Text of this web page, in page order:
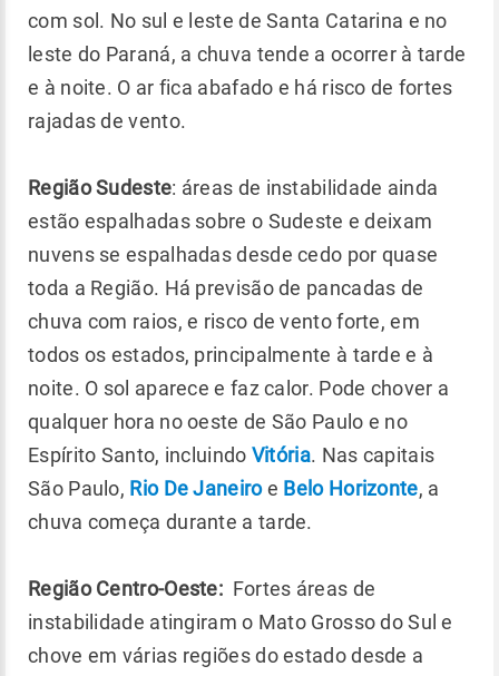
com sol. No sul e leste de Santa Catarina e no
leste do Paraná, a chuva tende a ocorrer à tarde
e à noite. O ar fica abafado e há risco de fortes
rajadas de vento.
Região Sudeste: áreas de instabilidade ainda
estão espalhadas sobre o Sudeste e deixam
nuvens se espalhadas desde cedo por quase
toda a Região. Há previsão de pancadas de
chuva com raios, e risco de vento forte, em
todos os estados, principalmente à tarde e à
noite. O sol aparece e faz calor. Pode chover a
qualquer hora no oeste de São Paulo e no
Espírito Santo, incluindo Vitória. Nas capitais
São Paulo, Rio De Janeiroe Belo Horizonte, a
chuva começa durante a tarde.
Região Centro-Oeste: Fortes áreas de
instabilidade atingiram o Mato Grosso do Sul e
chove em várias regiões do estado desde a